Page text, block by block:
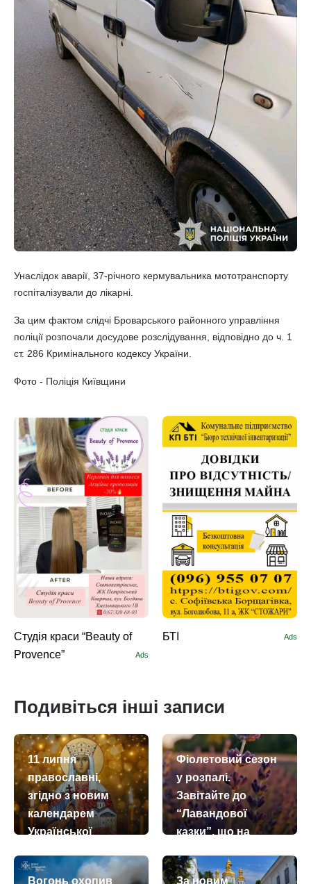
Унаслідок аварії, 37-річного кермувальника мототранспорту
госпіталізували до лікарні.
За цим фактом слідчі Броварського районного управління
поліції розпочали досудове розслідування, відповідно до ч. 1
ст. 286 Кримінального кодексу України.
Фото - Поліція Київщини
Студія краси “Beauty of
Provence”
Ads
БТІ Ads
Подивіться інші записи
11 липня
православні,
згідно з новим
календарем
Української
вшановують
Фіолетовий сезон
у розпалі.
Завітайте до
“Лавандової
казки”, що на
today08.07.2026 remove_red_eye167
Вогонь охопив За новим